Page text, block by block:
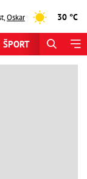
,Oskar 30 °C
ŠPORT